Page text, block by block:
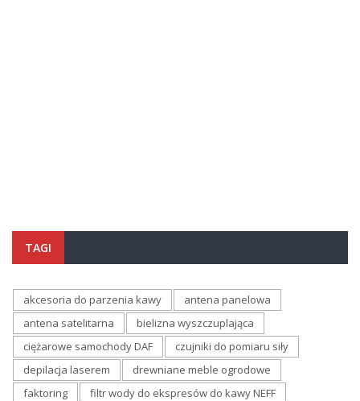
TAGI
akcesoria do parzenia kawy
antena panelowa
antena satelitarna
bielizna wyszczuplająca
ciężarowe samochody DAF
czujniki do pomiaru siły
depilacja laserem
drewniane meble ogrodowe
faktoring
filtr wody do ekspresów do kawy NEFF